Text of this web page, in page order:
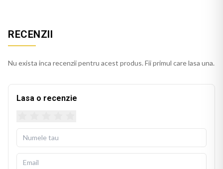
RECENZII
Nu exista inca recenzii pentru acest produs. Fii primul care lasa una.
Lasa o recenzie